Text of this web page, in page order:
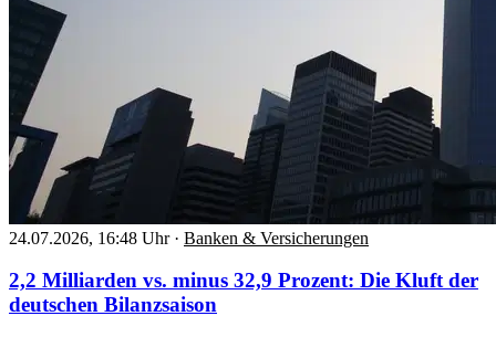
24.07.2026, 16:48 Uhr · Banken & Versicherungen
2,2 Milliarden vs. minus 32,9 Prozent: Die Kluft der
deutschen Bilanzsaison